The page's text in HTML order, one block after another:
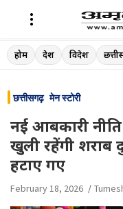
Skip
to
होम देश विदेश
छत्तीसगढ़ मेन स्टोरी
नई आबकारी
खुली रहेंगी शराब
हटाए गए
February 18, 2026